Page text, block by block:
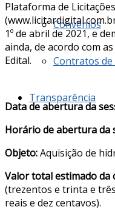
Convênios
Contratos de
Transparência
Plataforma de
1º de abril de 2021, e
ainda, de acordo com
Edital.
Data de abertura da
Horário de abertura da
Objeto:Aquisição de
Valor total estimado da
(trezentos e trinta e
reais e dez centavos).